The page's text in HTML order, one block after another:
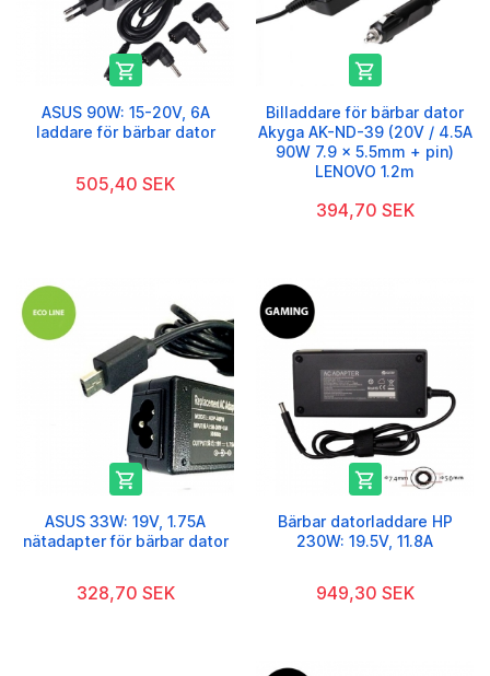

ASUS 90W: 15-20V, 6A
laddare för bärbar dator
505,40 SEK

Billaddare för bärbar dator
Akyga AK-ND-39 (20V / 4.5A
90W 7.9 x 5.5mm + pin)
LENOVO 1.2m
394,70 SEK

ASUS 33W: 19V, 1.75A
nätadapter för bärbar dator
328,70 SEK

Bärbar datorladdare HP
230W: 19.5V, 11.8A
949,30 SEK